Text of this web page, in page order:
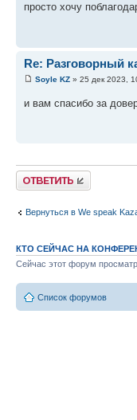
просто хочу
Re: Разговорный
Soyle KZ » 25 дек 2023,
и вам спасибо за
Ответить
Вернуться в We speak
КТО СЕЙЧАС НА
Сейчас этот форум
Список форумов